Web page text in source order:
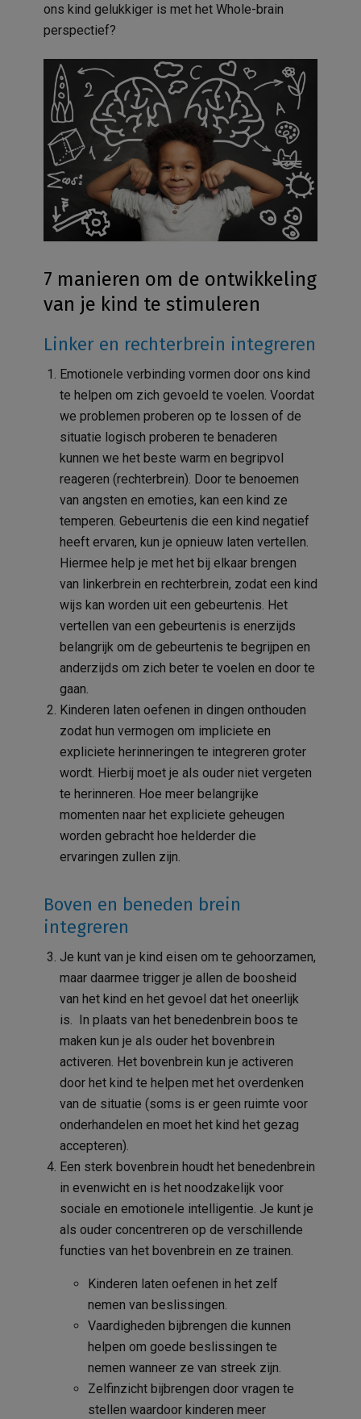
ons kind gelukkiger is met het Whole-brain
perspectief?
7 manieren om de ontwikkeling
van je kind te stimuleren
Linker en rechterbrein integreren
Emotionele verbinding vormen door ons kind
te helpen om zich gevoeld te voelen. Voordat
we problemen proberen op te lossen of de
situatie logisch proberen te benaderen
kunnen we het beste warm en begripvol
reageren (rechterbrein). Door te benoemen
van angsten en emoties, kan een kind ze
temperen. Gebeurtenis die een kind negatief
heeft ervaren, kun je opnieuw laten vertellen.
Hiermee help je met het bij elkaar brengen
van linkerbrein en rechterbrein, zodat een kind
wijs kan worden uit een gebeurtenis. Het
vertellen van een gebeurtenis is enerzijds
belangrijk om de gebeurtenis te begrijpen en
anderzijds om zich beter te voelen en door te
gaan.
Kinderen laten oefenen in dingen onthouden
zodat hun vermogen om impliciete en
expliciete herinneringen te integreren groter
wordt. Hierbij moet je als ouder niet vergeten
te herinneren. Hoe meer belangrijke
momenten naar het expliciete geheugen
worden gebracht hoe helderder die
ervaringen zullen zijn.
Boven en beneden brein
integreren
Je kunt van je kind eisen om te gehoorzamen,
maar daarmee trigger je allen de boosheid
van het kind en het gevoel dat het oneerlijk
is. In plaats van het benedenbrein boos te
maken kun je als ouder het bovenbrein
activeren. Het bovenbrein kun je activeren
door het kind te helpen met het overdenken
van de situatie (soms is er geen ruimte voor
onderhandelen en moet het kind het gezag
accepteren).
Een sterk bovenbrein houdt het benedenbrein
in evenwicht en is het noodzakelijk voor
sociale en emotionele intelligentie. Je kunt je
als ouder concentreren op de verschillende
functies van het bovenbrein en ze trainen.
Kinderen laten oefenen in het zelf
nemen van beslissingen.
Vaardigheden bijbrengen die kunnen
helpen om goede beslissingen te
nemen wanneer ze van streek zijn.
Zelfinzicht bijbrengen door vragen te
stellen waardoor kinderen meer